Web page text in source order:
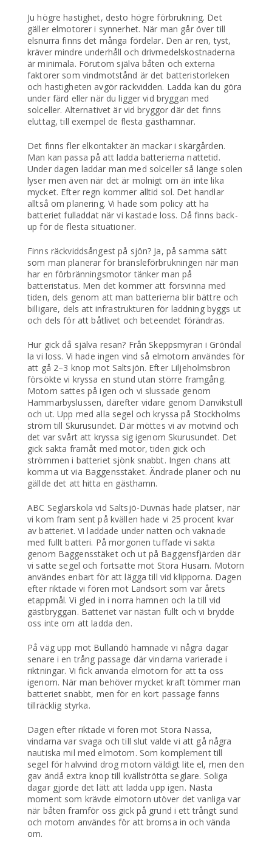
Ju högre hastighet, desto högre förbrukning. Det
gäller elmotorer i synnerhet. När man går över till
elsnurra finns det många fördelar. Den är ren, tyst,
kräver mindre underhåll och drivmedelskostnaderna
är minimala. Förutom själva båten och externa
faktorer som vindmotstånd är det batteristorleken
och hastigheten avgör räckvidden. Ladda kan du göra
under färd eller när du ligger vid bryggan med
solceller. Alternativet är vid bryggor där det finns
eluttag, till exempel de flesta gästhamnar.
Det finns fler elkontakter än mackar i skärgården.
Man kan passa på att ladda batterierna nattetid.
Under dagen laddar man med solceller så länge solen
lyser men även när det är molnigt om än inte lika
mycket. Efter regn kommer alltid sol. Det handlar
alltså om planering. Vi hade som policy att ha
batteriet fulladdat när vi kastade loss. Då finns back-
up för de flesta situationer.
Finns räckviddsångest på sjön? Ja, på samma sätt
som man planerar för bränsleförbrukningen när man
har en förbränningsmotor tänker man på
batteristatus. Men det kommer att försvinna med
tiden, dels genom att man batterierna blir bättre och
billigare, dels att infrastrukturen för laddning byggs ut
och dels för att båtlivet och beteendet förändras.
Hur gick då själva resan? Från Skeppsmyran i Gröndal
la vi loss. Vi hade ingen vind så elmotorn användes för
att gå 2–3 knop mot Saltsjön. Efter Liljeholmsbron
försökte vi kryssa en stund utan större framgång.
Motorn sattes på igen och vi slussade genom
Hammarbyslussen, därefter vidare genom Danvikstull
och ut. Upp med alla segel och kryssa på Stockholms
ström till Skurusundet. Där möttes vi av motvind och
det var svårt att kryssa sig igenom Skurusundet. Det
gick sakta framåt med motor, tiden gick och
strömmen i batteriet sjönk snabbt. Ingen chans att
komma ut via Baggensstäket. Ändrade planer och nu
gällde det att hitta en gästhamn.
ABC Seglarskola vid Saltsjö-Duvnäs hade platser, när
vi kom fram sent på kvällen hade vi 25 procent kvar
av batteriet. Vi laddade under natten och vaknade
med fullt batteri. På morgonen tuffade vi sakta
genom Baggensstäket och ut på Baggensfjärden där
vi satte segel och fortsatte mot Stora Husarn. Motorn
användes enbart för att lägga till vid klipporna. Dagen
efter riktade vi fören mot Landsort som var årets
etappmål. Vi gled in i norra hamnen och la till vid
gästbryggan. Batteriet var nästan fullt och vi brydde
oss inte om att ladda den.
På väg upp mot Bullandö hamnade vi några dagar
senare i en trång passage där vindarna varierade i
riktningar. Vi fick använda elmotorn för att ta oss
igenom. När man behöver mycket kraft tömmer man
batteriet snabbt, men för en kort passage fanns
tillräcklig styrka.
Dagen efter riktade vi fören mot Stora Nassa,
vindarna var svaga och till slut valde vi att gå några
nautiska mil med elmotorn. Som komplement till
segel för halvvind drog motorn väldigt lite el, men den
gav ändå extra knop till kvällströtta seglare. Soliga
dagar gjorde det lätt att ladda upp igen. Nästa
moment som krävde elmotorn utöver det vanliga var
när båten framför oss gick på grund i ett trångt sund
och motorn användes för att bromsa in och vända
om.